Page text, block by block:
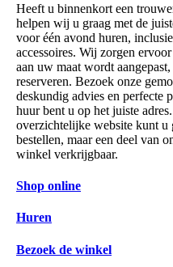
Heeft u binnenkort een
helpen wij u graag met de
voor één avond huren,
accessoires. Wij zorgen
aan uw maat wordt
reserveren. Bezoek onze
deskundig advies en perfecte
huur bent u op het juiste
overzichtelijke website kunt u
bestellen, maar een deel van
winkel verkrijgbaar.
Shop online
Huren
Bezoek de winkel